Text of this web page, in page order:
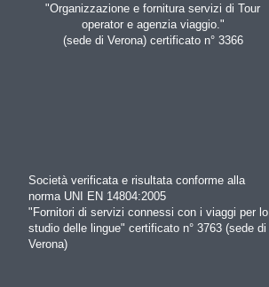
"Organizzazione e fornitura servizi di Tour
operator e agenzia viaggio."
(sede di Verona) certificato n° 3366
Società verificata e risultata conforme alla
norma UNI EN 14804:2005
"Fornitori di servizi connessi con i viaggi per lo
studio delle lingue" certificato n° 3763 (sede di
Verona)